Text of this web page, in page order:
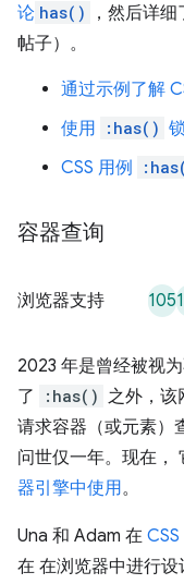
论 has() ，然后详细
帖子）。
通过示例了解
使用
:has()
CSS 用例
容器查询
浏览器支持 105
2023 年是曾经被视
了
:has() 之外，该
请求容器（或元素）
问世仅一年。现在，
器引擎中使用。
Una 和 Adam 在
在 在浏览器中进行